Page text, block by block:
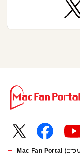
Mac Fan Portal につ